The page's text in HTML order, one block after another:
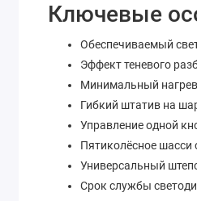
Ключевые
Обеспечиваемый
Эффект теневого
Минимальный нагрев
Гибкий штатив на
Управление одной
Пятиколёсное шасси
Универсальный
Срок службы